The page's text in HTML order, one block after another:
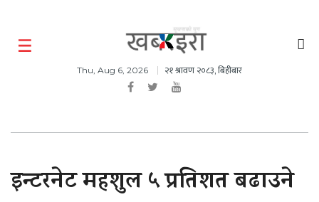
Thu, Aug 6, 2026 २१ श्रावण २०८३, बिहीबार
इन्टरनेट महशुल ५ प्रतिशत बढाउने